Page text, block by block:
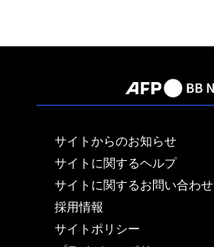
サイトからのお知らせ
サイトに関するヘルプ
サイトに関するお問い合わせ
採用情報
サイトポリシー